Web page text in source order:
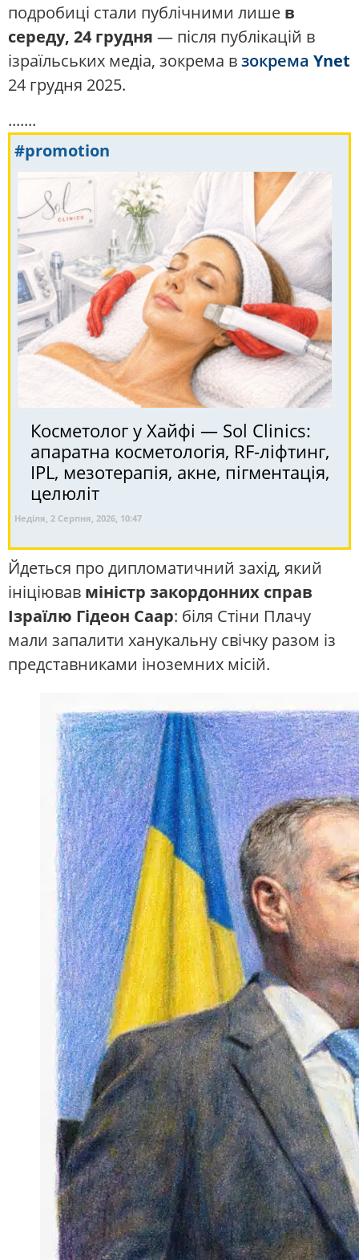
подробиці стали публічними лише в
середу, 24 грудня — після публікацій в
ізраїльських медіа, зокрема взокрема Ynet
24 грудня 2025.
.......
#promotion
Косметолог у Хайфі — Sol Clinics:
апаратна косметологія, RF-ліфтинг,
IPL, мезотерапія, акне, пігментація,
целюліт
Неділя, 2 Серпня, 2026, 10:47
Йдеться про дипломатичний захід, який
ініціював міністр закордонних справ
Ізраїлю Гідеон Саар: біля Стіни Плачу
мали запалити ханукальну свічку разом із
представниками іноземних місій.